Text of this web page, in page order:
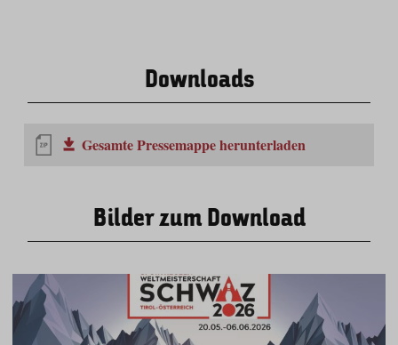
Downloads
Gesamte Pressemappe herunterladen
Bilder zum Download